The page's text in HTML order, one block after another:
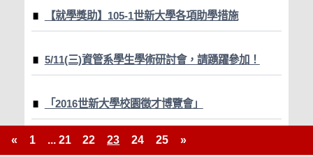
【就學獎助】105-1世新大學各項助學措施
5/11(三)資管系學生學術研討會，請踴躍參加！
「2016世新大學校園徵才博覽會」
« 1 ... 21 22 23 24 25 »